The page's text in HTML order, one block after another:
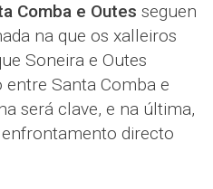
Comba e Outes seguen
na que os xalleiros
Soneira e Outes
Santa Comba e
será clave, e na última,
directo